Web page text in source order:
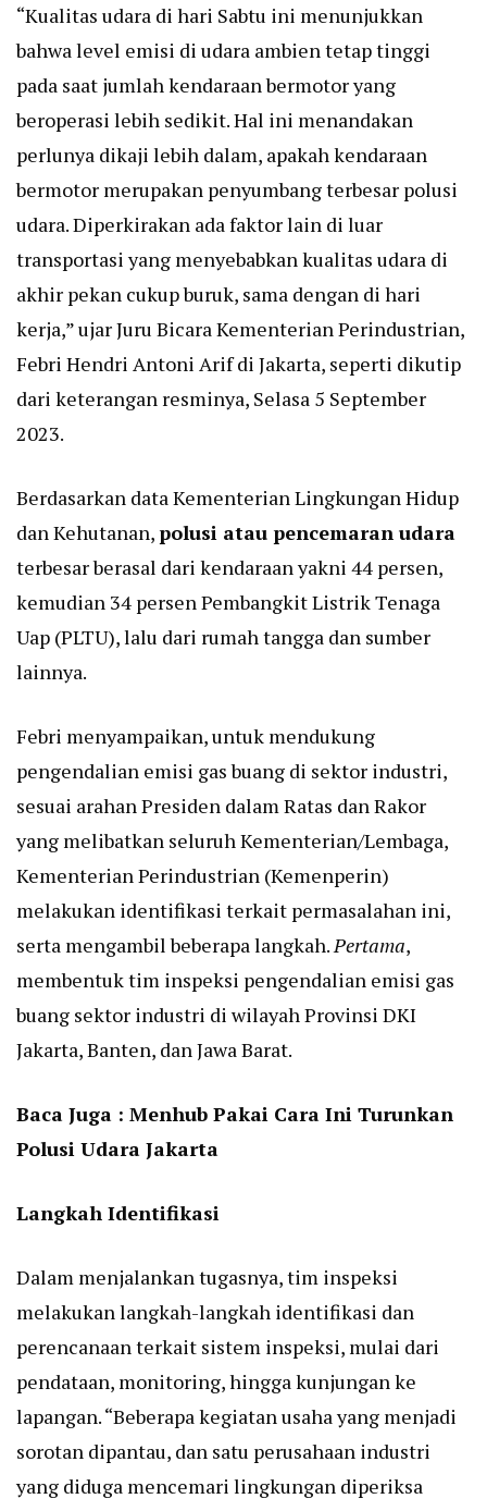
“Kualitas udara di hari Sabtu ini menunjukkan
bahwa level emisi di udara ambien tetap tinggi
pada saat jumlah kendaraan bermotor yang
beroperasi lebih sedikit. Hal ini menandakan
perlunya dikaji lebih dalam, apakah kendaraan
bermotor merupakan penyumbang terbesar polusi
udara. Diperkirakan ada faktor lain di luar
transportasi yang menyebabkan kualitas udara di
akhir pekan cukup buruk, sama dengan di hari
kerja,” ujar Juru Bicara Kementerian Perindustrian,
Febri Hendri Antoni Arif di Jakarta, seperti dikutip
dari keterangan resminya, Selasa 5 September
2023.
Berdasarkan data Kementerian Lingkungan Hidup
dan Kehutanan,polusi atau pencemaran udara
terbesar berasal dari kendaraan yakni 44 persen,
kemudian 34 persen Pembangkit Listrik Tenaga
Uap (PLTU), lalu dari rumah tangga dan sumber
lainnya.
Febri menyampaikan, untuk mendukung
pengendalian emisi gas buang di sektor industri,
sesuai arahan Presiden dalam Ratas dan Rakor
yang melibatkan seluruh Kementerian/Lembaga,
Kementerian Perindustrian (Kemenperin)
melakukan identifikasi terkait permasalahan ini,
serta mengambil beberapa langkah. Pertama,
membentuk tim inspeksi pengendalian emisi gas
buang sektor industri di wilayah Provinsi DKI
Jakarta, Banten, dan Jawa Barat.
Baca Juga : Menhub Pakai Cara Ini Turunkan
Polusi Udara Jakarta
Langkah Identifikasi
Dalam menjalankan tugasnya, tim inspeksi
melakukan langkah-langkah identifikasi dan
perencanaan terkait sistem inspeksi, mulai dari
pendataan, monitoring, hingga kunjungan ke
lapangan. “Beberapa kegiatan usaha yang menjadi
sorotan dipantau, dan satu perusahaan industri
yang diduga mencemari lingkungan diperiksa